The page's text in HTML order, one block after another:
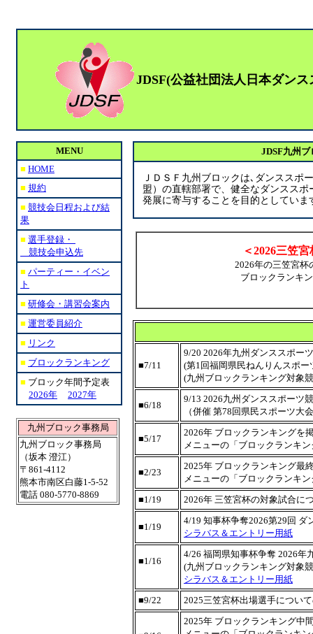
JDSF(公益社団法人日本ダン
MENU
■ HOME
■ 規約
■ 競技会日程および結
果
■ 選手登録・
競技会申込先
■ パーティー・イベン
ト
■ 研修会・講習会案内
■ 運営委員紹介
■ リンク
■ ブロックランキング
■ ブロック年間予定表
2026年
2027年
九州ブロック事務局
九州ブロック事務局
（坂本 澄江）
〒861-4112
熊本市南区白藤1-5-52
電話 080-5770-8869
JDSF九州
ＪＤＳＦ九州ブロックは､ダンススポ
盟）の直轄部署で、健全なダンスス
発展に寄与することを目的としていま
＜2026三笠
2026年の三笠宮杯
ブロックランキ
■7/11
9/20 2026年九州ダンススポー
(第1回福岡県民ねんりんスポ
(九州ブロックランキング対象
■6/18
9/13 2026九州ダンススポーツ
（併催 第78回県民スポーツ
■5/17
2026年 ブロックランキングを
メニューの「ブロックランキ
■2/23
2025年 ブロックランキング最
メニューの「ブロックランキ
■1/19
2026年 三笠宮杯の対象試合
■1/19
4/19 知事杯争奪2026第29回
シラバス＆エントリー用紙
■1/16
4/26 福岡県知事杯争奪 2026年
(九州ブロックランキング対象
シラバス＆エントリー用紙
■9/22
2025三笠宮杯出場選手につい
2025年 ブロックランキング中